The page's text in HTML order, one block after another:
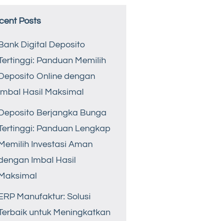
Posts
Digital Deposito
Panduan Memilih
Online dengan
Hasil Maksimal
Berjangka Bunga
Panduan Lengkap
Investasi Aman
Imbal Hasil
Manufaktur: Solusi
untuk Meningkatkan